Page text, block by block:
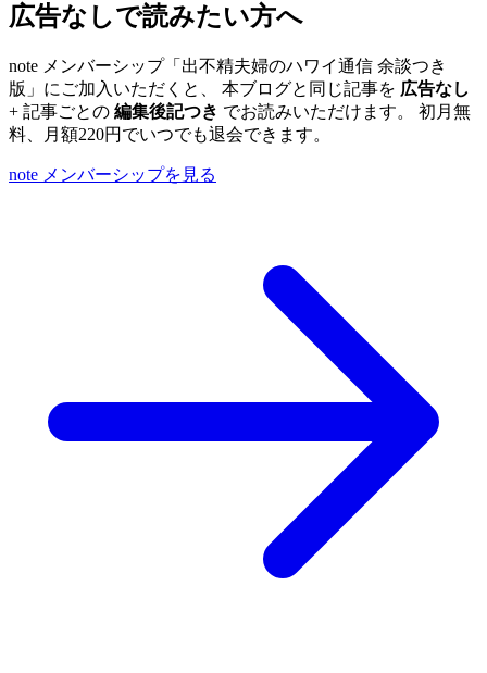
広告なしで読みたい方へ
note メンバーシップ「出不精夫婦のハワイ通信 余談つき
版」にご加入いただくと、 本ブログと同じ記事を 広告なし
+ 記事ごとの 編集後記つき でお読みいただけます。 初月無
料、月額220円でいつでも退会できます。
note メンバーシップを見る